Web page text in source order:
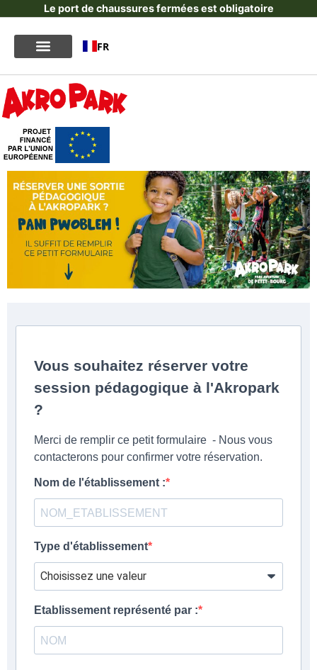
Le port de chaussures fermées est obligatoire
FR
Vous souhaitez réserver votre
session pédagogique à l'Akropark
?
Merci de remplir ce petit formulaire - Nous vous
contacterons pour confirmer votre réservation.
Nom de l'établissement :
Type d'établissement
Etablissement représenté par :